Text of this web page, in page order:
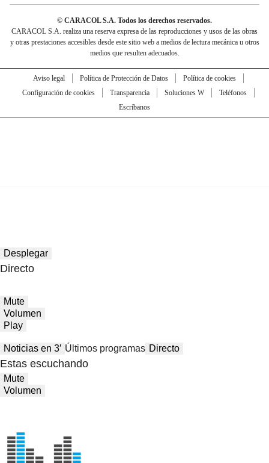
© CARACOL S.A. Todos los derechos reservados.
CARACOL S.A. realiza una reserva expresa de las reproducciones y usos de las obras
y otras prestaciones accesibles desde este sitio web a medios de lectura mecánica u otros
medios que resulten adecuados.
Aviso legal Política de Protección de Datos
Política de cookies
Configuración de cookies
Transparencia Soluciones W
Teléfonos
Escríbanos
Desplegar
Directo
Mute
Volumen
Play
Noticias en 3′ Últimos programas Directo
Estas escuchando
Mute
Volumen